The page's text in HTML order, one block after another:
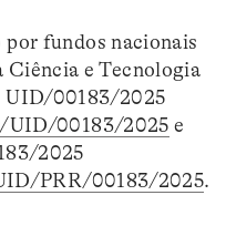
fundos nacionais
Ciência e Tecnologia
UID/00183/2025
UID/00183/2025 e
2025
PRR/00183/2025.